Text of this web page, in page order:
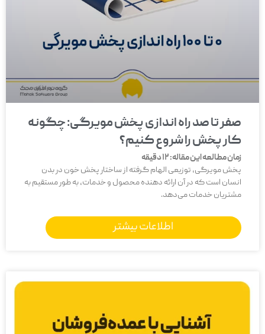
صفر تا صد راه اندازی پخش مویرگی: چگونه
کار پخش را شروع کنیم؟
زمان مطالعه این مقاله:12دقیقه
پخش مویرگی، توزیعی الهام گرفته از ساختار پخش خون در بدن
انسان است که در آن ارائه دهنده محصول و خدمات، به طور مستقیم به
مشتریان خدمات می‌دهد.
اطلاعات بیشتر